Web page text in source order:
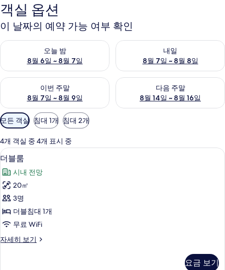
객실 옵션
이 날짜의 예약 가능 여부 확인
오늘 밤
8월 6일 ~ 8월 7일
오늘 밤 예약 가능 여부 확인, 8월 6일 ~ 8월 7일
내일
8월 7일 ~ 8월 8일
내일 예약 가능 여부 확인, 8월
이번 주말
8월 7일 ~ 8월 9일
이번 주말 예약 가능 여부 확인, 8월 7일 ~ 8월 9일
다음 주말
8월 14일 ~ 8월 16일
다음 주말 예약 가능 여부 확인,
객
실
에
사
용
가
능
한
터
모든 객실 침대 1개 침대 2개
4개 객실 중 4개 표시 중
더
블
룸
사
진
모
보
더블룸 | 객실 내 금고, 책상, 간이 침대,
10
더블룸
시내 전망
20㎡
3명
더블침대 1개
무료 WiFi
자세히 보기
더
요금 보기